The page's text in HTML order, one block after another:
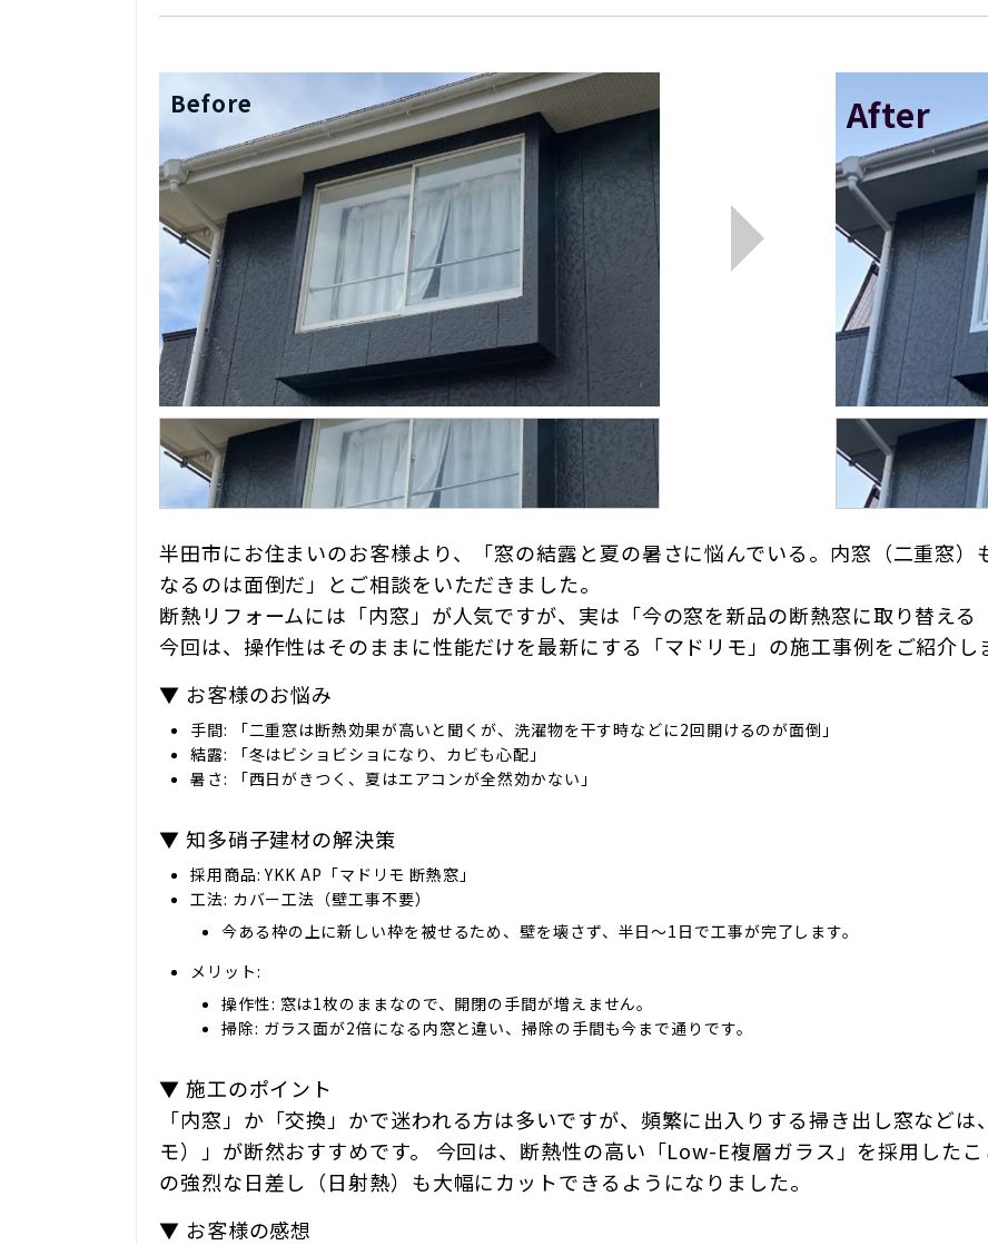
半田市にお住まいのお客様より、「窓の結露と夏の暑さに悩んでいる。内窓（二重窓
なるのは面倒だ」とご相談をいただきました。
断熱リフォームには「内窓」が人気ですが、実は「今の窓を新品の断熱窓に取り替える
今回は、操作性はそのままに性能だけを最新にする「マドリモ」の施工事例をご紹介し
▼ お客様のお悩み
手間: 「二重窓は断熱効果が高いと聞くが、洗濯物を干す時などに2回開けるのが面倒」
結露: 「冬はビショビショになり、カビも心配」
暑さ: 「西日がきつく、夏はエアコンが全然効かない」
▼ 知多硝子建材の解決策
採用商品: YKK AP「マドリモ 断熱窓」
工法: カバー工法（壁工事不要）
今ある枠の上に新しい枠を被せるため、壁を壊さず、半日〜1日で工事が完了します。
メリット:
操作性: 窓は1枚のままなので、開閉の手間が増えません。
掃除: ガラス面が2倍になる内窓と違い、掃除の手間も今まで通りです。
▼ 施工のポイント
「内窓」か「交換」かで迷われる方は多いですが、頻繁に出入りする掃き出し窓など
モ）」が断然おすすめです。 今回は、断熱性の高い「Low-E複層ガラス」を採用した
の強烈な日差し（日射熱）も大幅にカットできるようになりました。
▼ お客様の感想